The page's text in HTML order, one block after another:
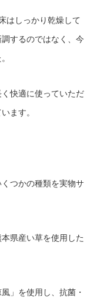
はしっかり乾燥して
するのではなく、今
快適に使っていただ
ます。
つかの種類を実物サ
県産い草を使用した
」を使用し、抗菌・